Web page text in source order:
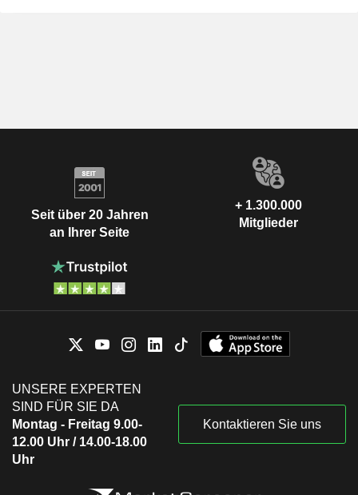
Seit über 20 Jahren
an Ihrer Seite
+ 1.300.000
Mitglieder
UNSERE EXPERTEN
SIND FÜR SIE DA
Montag - Freitag 9.00-
12.00 Uhr / 14.00-18.00
Uhr
Kontaktieren Sie uns